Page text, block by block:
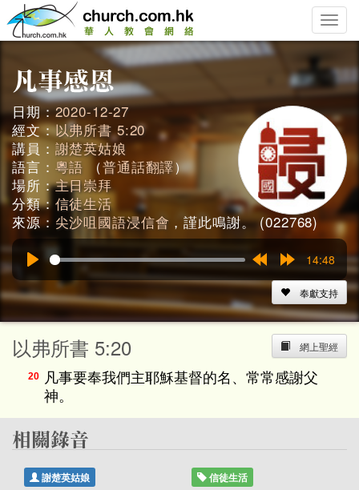
Toggle
日期：2020-12-27
經文：以弗所書 5:20
講員：謝楚英姑娘
語言： 粵語 （普通話翻譯）
場所：主日崇拜
分類： 信徒生活
來源： 尖沙咀國語浸信會 ，謹此鳴謝。 (022768)
15s
15s
14:48
奉獻支持
網上聖經
以弗所書 5:20
20 凡事要奉我們主耶穌基督的名、常常感謝父
神。
謝楚英姑娘 信徒生活